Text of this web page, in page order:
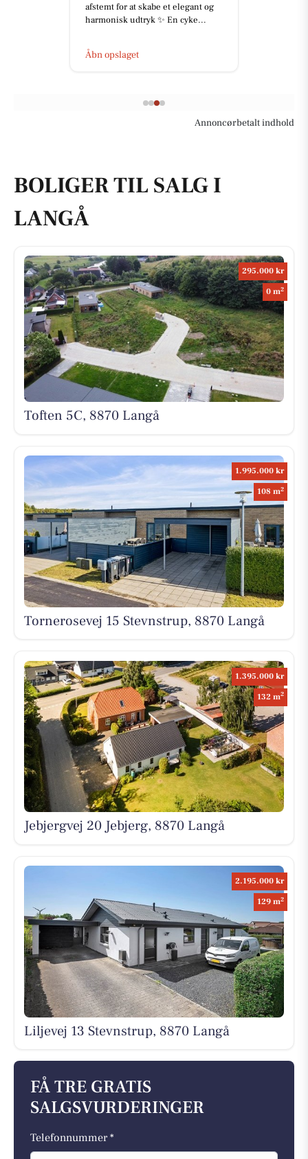
afstemt for at skabe et elegant og
harmonisk udtryk ✨ En cyke...
Åbn opslaget
Annoncørbetalt indhold
BOLIGER TIL SALG I
LANGÅ
295.000 kr
0 m2
Toften 5C, 8870 Langå
1.995.000 kr
108 m2
Tornerosevej 15 Stevnstrup, 8870 Langå
1.395.000 kr
132 m2
Jebjergvej 20 Jebjerg, 8870 Langå
2.195.000 kr
129 m2
Liljevej 13 Stevnstrup, 8870 Langå
FÅ TRE GRATIS
SALGSVURDERINGER
Telefonnummer *